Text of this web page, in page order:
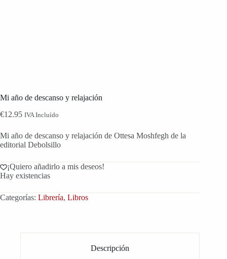
Mi año de descanso y relajación
€12.95 IVA Incluído
Mi año de descanso y relajación de Ottesa Moshfegh de la
editorial Debolsillo
¡Quiero añadirlo a mis deseos!
Hay existencias
Categorías: Librería, Libros
Descripción